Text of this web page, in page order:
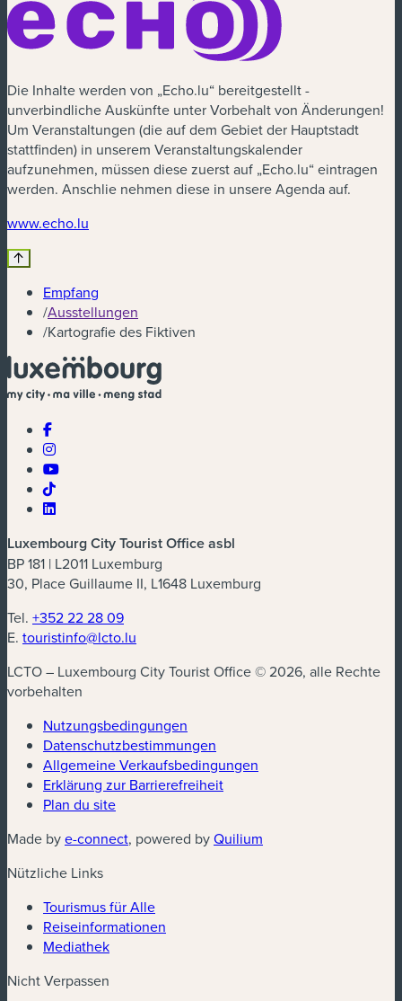
Die Inhalte werden von „Echo.lu“ bereitgestellt -
unverbindliche Auskünfte unter Vorbehalt von Änderungen!
Um Veranstaltungen (die auf dem Gebiet der Hauptstadt
stattfinden) in unserem Veranstaltungskalender
aufzunehmen, müssen diese zuerst auf „Echo.lu“ eintragen
werden. Anschlie nehmen diese in unsere Agenda auf.
www.echo.lu
Empfang
/Ausstellungen
/Kartografie des Fiktiven
Luxembourg City Tourist Office asbl
BP 181 | L2011 Luxemburg
30, Place Guillaume II, L1648 Luxemburg
Tel. +352 22 28 09
E. touristinfo@lcto.lu
LCTO – Luxembourg City Tourist Office © 2026, alle Rechte
vorbehalten
Nutzungsbedingungen
Datenschutzbestimmungen
Allgemeine Verkaufsbedingungen
Erklärung zur Barrierefreiheit
Plan du site
Made bye-connect(neues Fenster)
, powered byQuilium
Nützliche Links
Tourismus für Alle
Reiseinformationen
Mediathek
Nicht Verpassen